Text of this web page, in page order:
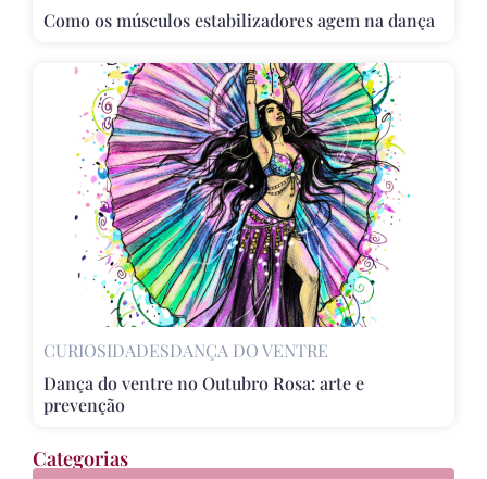
Como os músculos estabilizadores agem na dança
CURIOSIDADESDANÇA DO VENTRE
Dança do ventre no Outubro Rosa: arte e
prevenção
Categorias